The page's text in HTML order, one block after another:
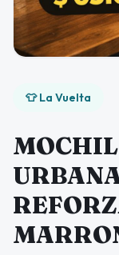
👕 La Vuelta